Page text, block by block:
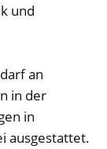
und
an
in der
in
ausgestattet.